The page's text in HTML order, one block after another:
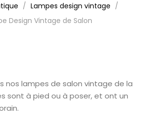
Lampes design vintage
Design Vintage de Salon
nos lampes de salon vintage de la
sont à pied ou à poser, et ont un